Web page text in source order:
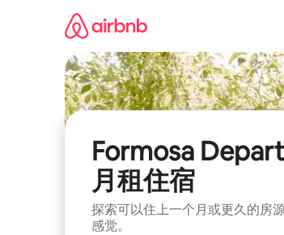
Formosa
月租住宿
探索可以住上一个月或更久的房
感觉。